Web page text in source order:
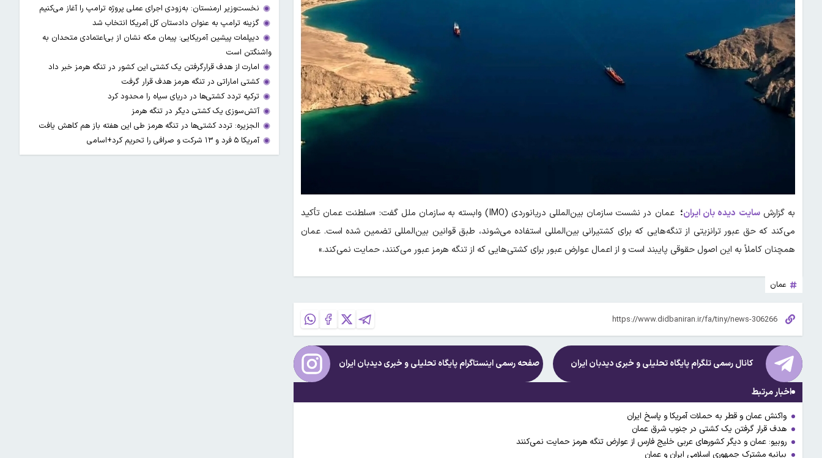
به گزارشسایت دیده بان ایران؛
عمان در نشست سازمان بین‌المللی دریانوردی (IMO) وابسته به سازمان ملل گفت: «سلطنت عمان تأکید
می‌کند که حق عبور ترانزیتی از تنگه‌هایی که برای کشتیرانی بین‌المللی استفاده می‌شوند، طبق قوانین بین‌المللی تضمین شده است. عمان
همچنان کاملاً به این اصول حقوقی پایبند است و از اعمال عوارض عبور برای کشتی‌هایی که از تنگه هرمز عبور می‌کنند، حمایت نمی‌کند.»
عمان
کانال رسمی تلگرام پایگاه تحلیلی و خبریدیدبان ایران صفحه رسمی اینستاگرام پایگاه تحلیلی و خبریدیدبان ایران
اخبار مرتبط
واکنش عمان و قطر به حملات آمریکا و پاسخ ایران
هدف قرار گرفتن یک کشتی در جنوب شرق عمان
روبیو: عمان و دیگر کشورهای عربی خلیج فارس از عوارض تنگه هرمز حمایت نمی‌کنند
بیانیه مشترک جمهوری اسلامی ایران و عمان
نخست‌وزیر ارمنستان: به‌زودی اجرای عملی پروژه ترامپ را آغاز می‌کنیم
گزینه ترامپ به عنوان دادستان کل آمریکا انتخاب شد
دیپلمات پیشین آمریکایی: پیمان مکه نشان از بی‌اعتمادی متحدان به
واشنگتن است
امارت از هدف قرارگرفتن یک کشتی این کشور در تنگه هرمز خبر داد
کشتی اماراتی در تنگه هرمز هدف قرار گرفت
ترکیه تردد کشتی‌ها در دریای سیاه را محدود کرد
آتش‌سوزی یک کشتی دیگر در تنگه هرمز
الجزیره: تردد کشتی‌ها در تنگه هرمز طی این هفته باز هم کاهش یافت
آمریکا ۵ فرد و ۱۳ شرکت و صرافی را تحریم کرد+اسامی